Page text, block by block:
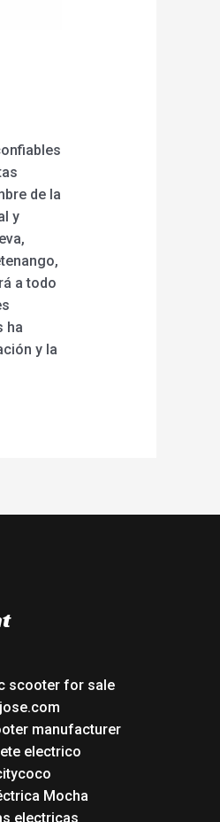
de la
y
a todo
ha
y la
scooter for sale
manufacturer
electrico
Mocha
electricas